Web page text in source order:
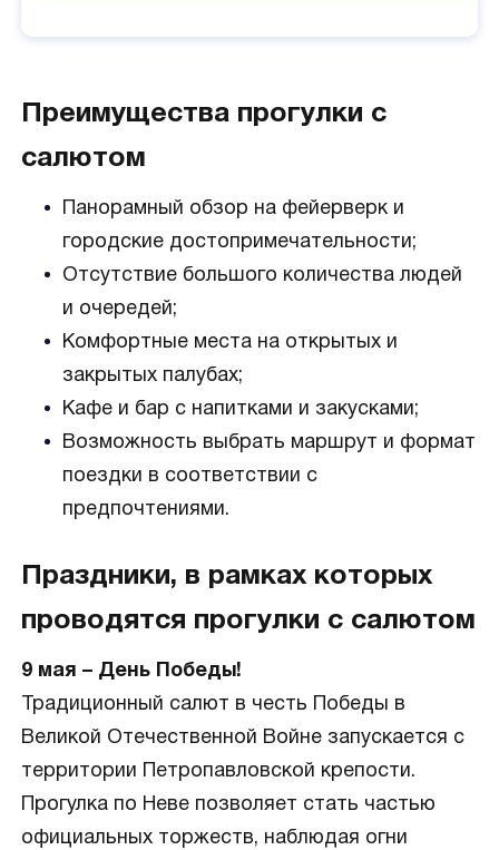
Преимущества прогулки с
салютом
Панорамный обзор на фейерверк и
городские достопримечательности;
Отсутствие большого количества людей
и очередей;
Комфортные места на открытых и
закрытых палубах;
Кафе и бар с напитками и закусками;
Возможность выбрать маршрут и формат
поездки в соответствии с
предпочтениями.
Праздники, в рамках которых
проводятся прогулки с салютом
9 мая – День Победы!
Традиционный салют в честь Победы в
Великой Отечественной Войне запускается с
территории Петропавловской крепости.
Прогулка по Неве позволяет стать частью
официальных торжеств, наблюдая огни